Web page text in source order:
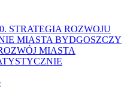
STRATEGIA ROZWOJU
MIASTA BYDGOSZCZY
MIASTA